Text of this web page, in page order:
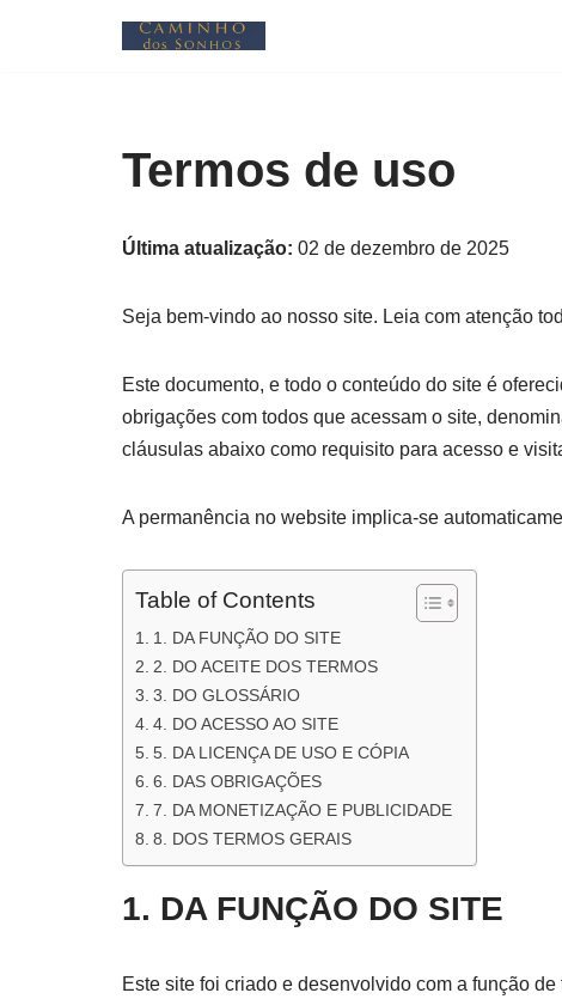
Termos de uso
Última atualização: 02 de dezembro de 2025
Seja bem-vindo ao nosso site. Leia com atenção
Este documento, e todo o conteúdo do site é
obrigações com todos que acessam o site,
cláusulas abaixo como requisito para acesso e
A permanência no website implica-se
Table of Contents
1. DA FUNÇÃO DO SITE
2. DO ACEITE DOS TERMOS
3. DO GLOSSÁRIO
4. DO ACESSO AO SITE
5. DA LICENÇA DE USO E CÓPIA
6. DAS OBRIGAÇÕES
7. DA MONETIZAÇÃO E PUBLICIDADE
8. DOS TERMOS GERAIS
1. DA FUNÇÃO DO SITE
Este site foi criado e desenvolvido com a função